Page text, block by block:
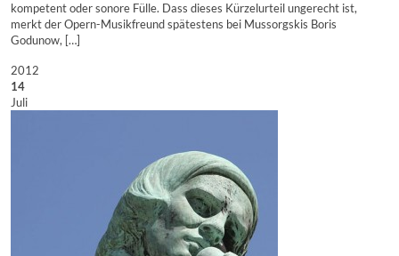
kompetent oder sonore Fülle. Dass dieses Kürzelurteil ungerecht ist,
merkt der Opern-Musikfreund spätestens bei Mussorgskis Boris
Godunow, […]
2012
14
Juli